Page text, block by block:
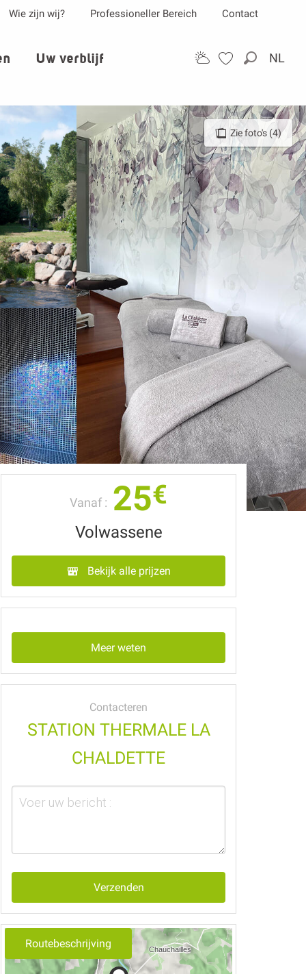
Zoek op
NL
Wie zijn wij? Professioneller Bereich Contact
Uw verblijf
Zie foto's (4)
Vanaf : 25€
Volwassene
Bekijk alle prijzen
Meer weten
Contacteren
STATION THERMALE LA
CHALDETTE
Verzenden
Routebeschrijving